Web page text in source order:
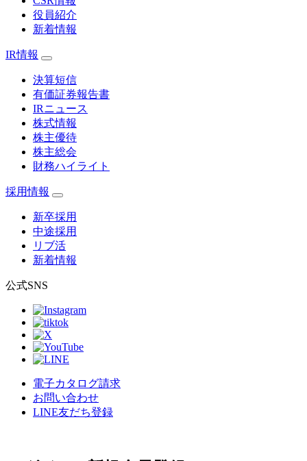
役員紹介
新着情報
IR情報
決算短信
有価証券報告書
IRニュース
株式情報
株主優待
株主総会
財務ハイライト
採用情報
新卒採用
中途採用
リブ活
新着情報
公式SNS
電子カタログ請求
お問い合わせ
LINE友だち登録